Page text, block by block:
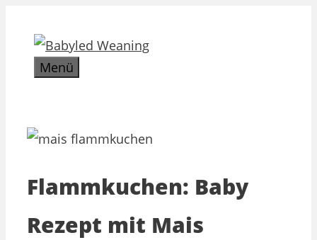
Inhalt
springenMenü
Flammkuchen: Baby
Rezept mit Mais